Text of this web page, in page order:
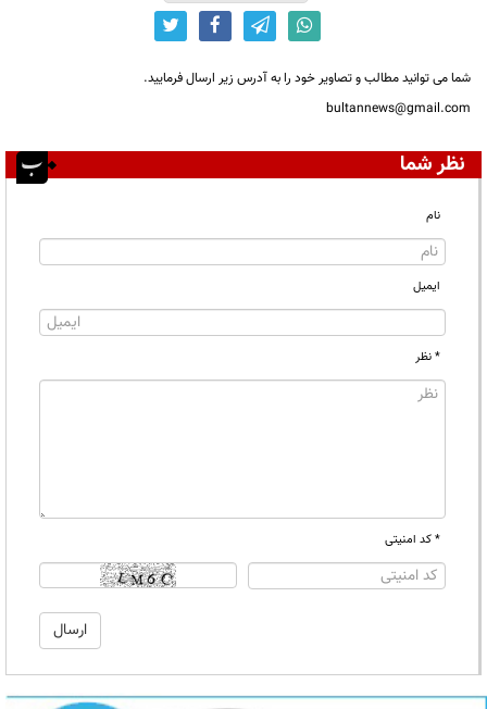
شما می توانید مطالب و تصاویر خود را به آدرس زیر ارسال فرمایید.
bultannews@gmail.com
نظر شما
نام
ایمیل
* نظر
* کد امنیتی